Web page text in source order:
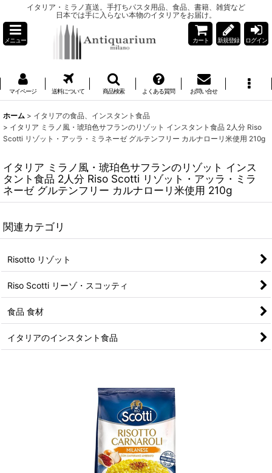
イタリア・ミラノ直送。手打ちパスタ用品、食品、書籍、雑貨など
日本では手に入らない本物のイタリアをお届け。
メニュー カート 新規登録 ログイン
マイページ 送料について 商品検索 よくある質問 お問い合せ
ホーム > イタリアの食品、インスタント食品
> イタリア ミラノ風・琥珀色サフランのリゾット インスタント食品 2人分 Riso
Scotti リゾット・アッラ・ミラネーゼ グルテンフリー カルナローリ米使用 210g
イタリア ミラノ風・琥珀色サフランのリゾット インス
タント食品 2人分 Riso Scotti リゾット・アッラ・ミラ
ネーゼ グルテンフリー カルナローリ米使用 210g
関連カテゴリ
Risotto リゾット
Riso Scotti リーゾ・スコッティ
食品 食材
イタリアのインスタント食品